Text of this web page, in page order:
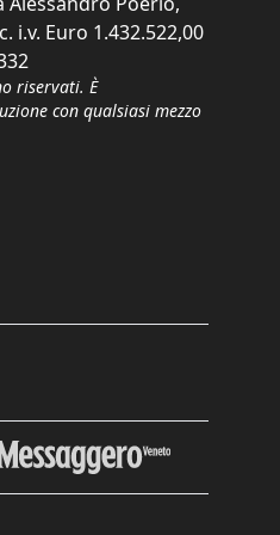
i.v. Euro 1.432.522,00
riservati. È
con qualsiasi mezzo